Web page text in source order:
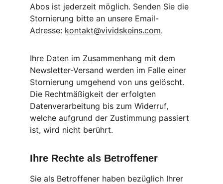
Abos ist jederzeit möglich. Senden Sie die
Stornierung bitte an unsere Email-
Adresse: kontakt@vividskeins.com.
Ihre Daten im Zusammenhang mit dem
Newsletter-Versand werden im Falle einer
Stornierung umgehend von uns gelöscht.
Die Rechtmäßigkeit der erfolgten
Datenverarbeitung bis zum Widerruf,
welche aufgrund der Zustimmung passiert
ist, wird nicht berührt.
Ihre Rechte als Betroffener
Sie als Betroffener haben bezüglich Ihrer